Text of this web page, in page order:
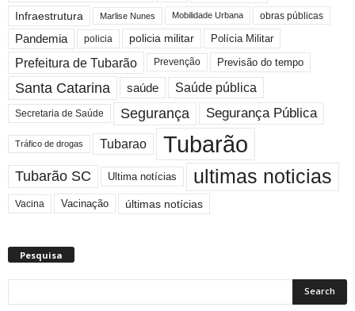
Infraestrutura Marlise Nunes Mobilidade Urbana obras públicas
Pandemia policia policia militar Polícia Militar
Prefeitura de Tubarão Prevenção Previsão do tempo
Santa Catarina saúde Saúde pública
Secretaria de Saúde Segurança Segurança Pública
Tráfico de drogas Tubarao Tubarão
Tubarão SC Ultima notícias ultimas noticias
Vacina Vacinação últimas notícias
Pesquisa